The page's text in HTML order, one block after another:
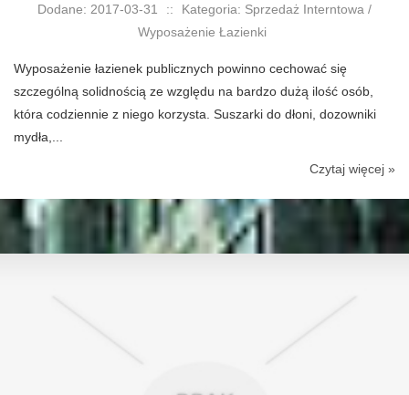
Dodane: 2017-03-31 ::
Kategoria: Sprzedaż Interntowa /
Wyposażenie Łazienki
Wyposażenie łazienek publicznych powinno cechować się
szczególną solidnością ze względu na bardzo dużą ilość osób,
która codziennie z niego korzysta. Suszarki do dłoni, dozowniki
mydła,...
Czytaj więcej »